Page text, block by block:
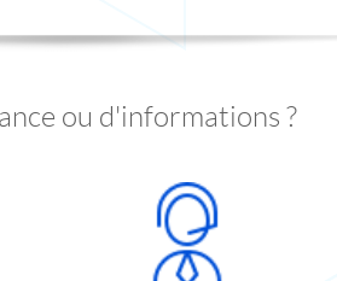
ou d'informations ?